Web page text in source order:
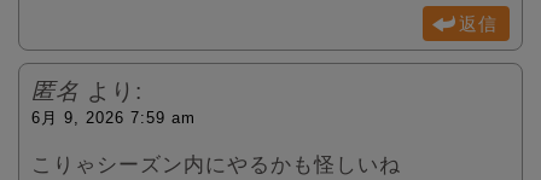
返信
匿名 より:
6月 9, 2026 7:59 am
こりゃシーズン内にやるかも怪しいね